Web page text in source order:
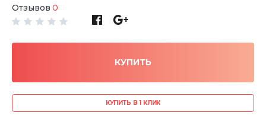
Отзывов 0
КУПИТЬ
КУПИТЬ В 1 КЛИК